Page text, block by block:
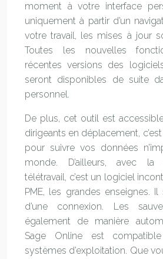
moment à votre interface
uniquement à partir d’un
votre travail, les mises à jour
Toutes les nouvelles
récentes versions des
seront disponibles de suite
personnel.
De plus, cet outil est
dirigeants en déplacement,
pour suivre vos données
monde. D’ailleurs, avec la
télétravail, c’est un logiciel
PME, les grandes enseignes.
d’une connexion. Les
également de manière
Sage Online est
systèmes d’exploitation. Que